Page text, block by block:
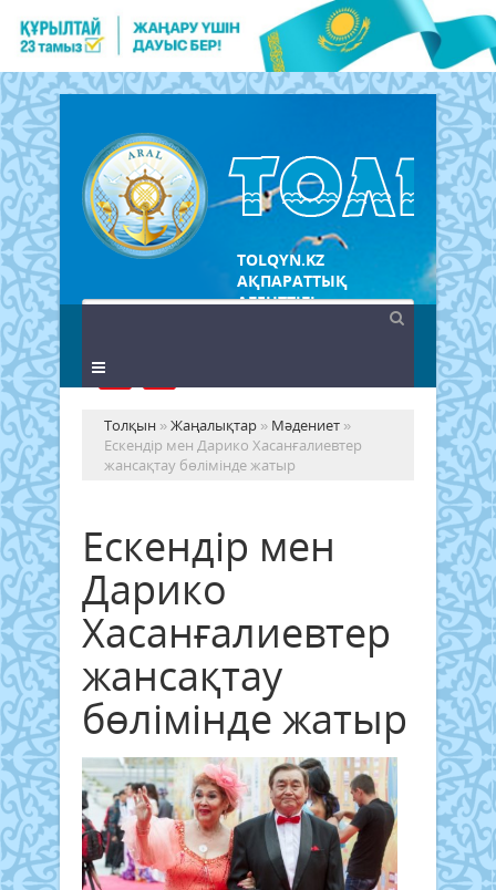
TOLQYN.KZ
АҚПАРАТТЫҚ
АГЕНТТІГІ
Толқын »Жаңалықтар » Мәдениет »
Ескендір мен Дарико Хасанғалиевтер
жансақтау бөлімінде жатыр
Ескендір мен
Дарико
Хасанғалиевтер
жансақтау
бөлімінде жатыр